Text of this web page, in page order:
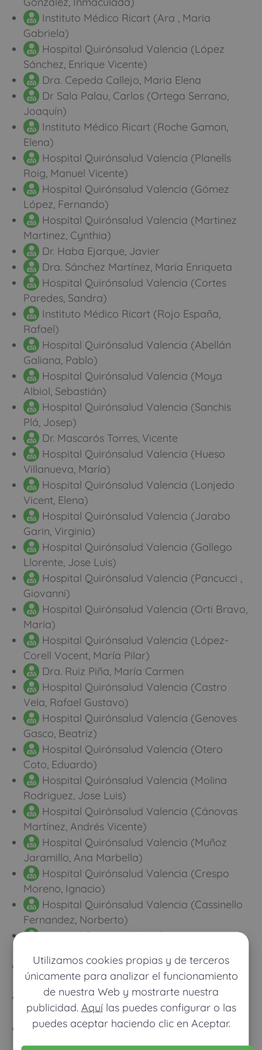
Utilizamos cookies propias y de terceros
únicamente para analizar el funcionamiento
de nuestra Web y mostrarte nuestra
publicidad. Aquílas puedes configurar o las
puedes aceptar haciendo clic en Aceptar.
Instituto Médico Ricart (Ara , Maria
Gabriela)
Hospital Quirónsalud Valencia (López
Sánchez, Enrique Vicente)
Dra. Cepeda Callejo, Maria Elena
Dr Sala Palau, Carlos (Ortega Serrano,
Joaquín)
Instituto Médico Ricart (Roche Gamon,
Elena)
Hospital Quirónsalud Valencia (Planells
Roig, Manuel Vicente)
Hospital Quirónsalud Valencia (Gómez
López, Fernando)
Hospital Quirónsalud Valencia (Martinez
Martinez, Cynthia)
Dr. Haba Ejarque, Javier
Dra. Sánchez Martínez, María Enriqueta
Hospital Quirónsalud Valencia (Cortes
Paredes, Sandra)
Instituto Médico Ricart (Rojo España,
Rafael)
Hospital Quirónsalud Valencia (Abellán
Galiana, Pablo)
Hospital Quirónsalud Valencia (Moya
Albiol, Sebastián)
Hospital Quirónsalud Valencia (Sanchis
Plá, Josep)
Dr. Mascarós Torres, Vicente
Hospital Quirónsalud Valencia (Hueso
Villanueva, María)
Hospital Quirónsalud Valencia (Lonjedo
Vicent, Elena)
Hospital Quirónsalud Valencia (Jarabo
Garin, Virginia)
Hospital Quirónsalud Valencia (Gallego
Llorente, Jose Luis)
Hospital Quirónsalud Valencia (Pancucci ,
Giovanni)
Hospital Quirónsalud Valencia (Orti Bravo,
María)
Hospital Quirónsalud Valencia (López-
Corell Vocent, María Pilar)
Dra. Ruiz Piña, María Carmen
Hospital Quirónsalud Valencia (Castro
Vela, Rafael Gustavo)
Hospital Quirónsalud Valencia (Genoves
Gasco, Beatriz)
Hospital Quirónsalud Valencia (Otero
Coto, Eduardo)
Hospital Quirónsalud Valencia (Molina
Rodriguez, Jose Luis)
Hospital Quirónsalud Valencia (Cánovas
Martínez, Andrés Vicente)
Hospital Quirónsalud Valencia (Muñoz
Jaramillo, Ana Marbella)
Hospital Quirónsalud Valencia (Crespo
Moreno, Ignacio)
Hospital Quirónsalud Valencia (Cassinello
Fernandez, Norberto)
Hospital Quirónsalud Valencia (Mompo
Hospital Quirónsalud Valencia (Navarro
Ruiz, Almudena)
Milenium Centro Médico Valencia (Herranz
Gordo, Alberto)
Hospital Quirónsalud Valencia (López
Gómez, Leopoldo José)